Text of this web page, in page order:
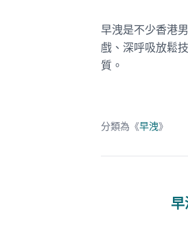
早洩是不少香港
戲、深呼吸放鬆
質。
分類為《早洩》
早